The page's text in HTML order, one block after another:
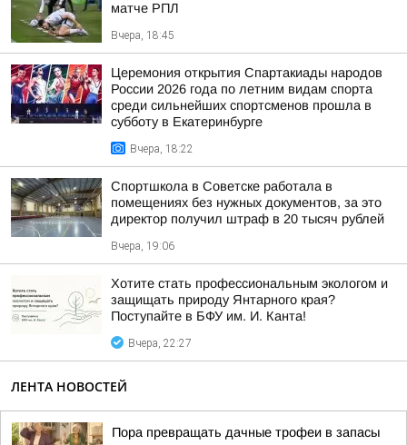
матче РПЛ
Вчера, 18:45
Церемония открытия Спартакиады народов
России 2026 года по летним видам спорта
среди сильнейших спортсменов прошла в
субботу в Екатеринбурге
Вчера, 18:22
Спортшкола в Советске работала в
помещениях без нужных документов, за это
директор получил штраф в 20 тысяч рублей
Вчера, 19:06
Хотите стать профессиональным экологом и
защищать природу Янтарного края?
Поступайте в БФУ им. И. Канта!
Вчера, 22:27
ЛЕНТА НОВОСТЕЙ
Пора превращать дачные трофеи в запасы